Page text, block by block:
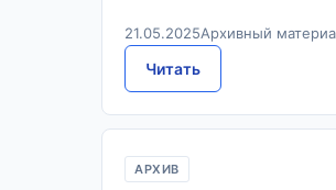
21.05.2025Архивный
Читать
АРХИВ